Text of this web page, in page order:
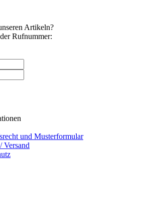
Artikeln?
Rufnummer:
und Musterformular
Versand